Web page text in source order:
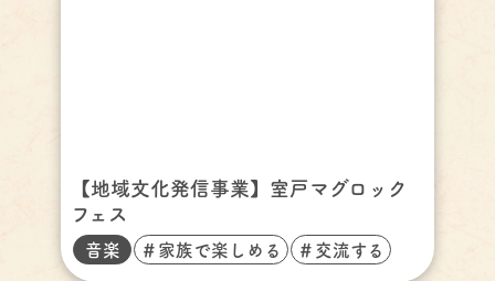
【地域文化発信事業】室戸マグロック
フェス
音楽 ＃家族で楽しめる ＃交流する